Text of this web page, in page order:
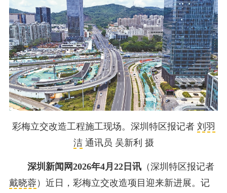
彩梅立交改造工程施工现场。深圳特区报记者 刘羽
洁通讯员 吴新利 摄
深圳新闻网2026年4月22日讯（深圳特区报记者
戴晓蓉）近日，彩梅立交改造项目迎来新进展。记